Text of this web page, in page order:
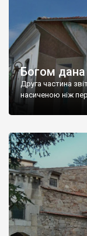
Богом
Друга частина
насиченою ніж